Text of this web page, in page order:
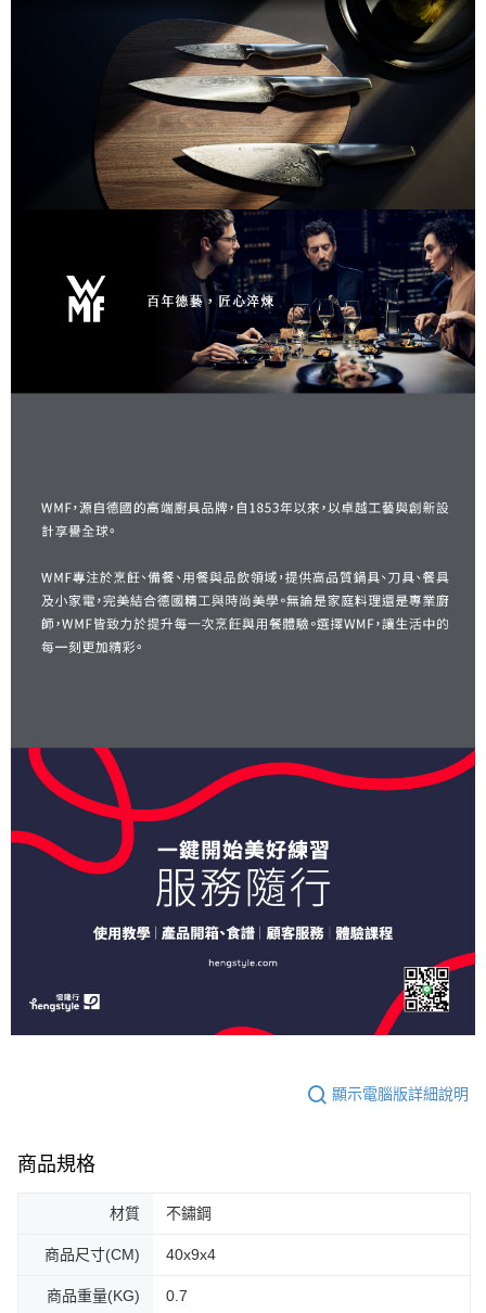
顯示電腦版詳細說明
商品規格
材質 不鏽鋼
商品尺寸(CM) 40x9x4
商品重量(KG) 0.7